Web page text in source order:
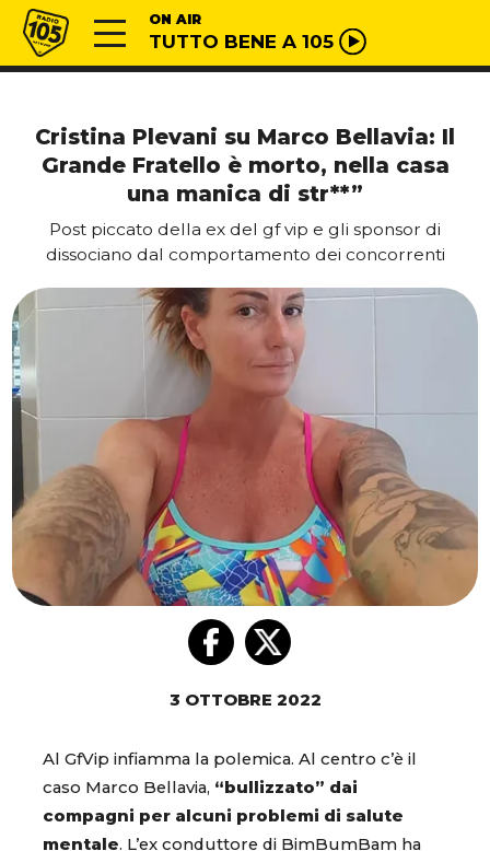
Vai al contenuto
Radio 105 ON AIR
TUTTO BENE A 105
Cristina Plevani su Marco Bellavia: Il
Grande Fratello è morto, nella casa
una manica di str**”
Post piccato della ex del gf vip e gli sponsor di
dissociano dal comportamento dei concorrenti
3 OTTOBRE 2022
Al GfVip infiamma la polemica. Al centro c’è il
caso Marco Bellavia, “bullizzato” dai
compagni per alcuni problemi di salute
mentale. L’ex conduttore di BimBumBam ha